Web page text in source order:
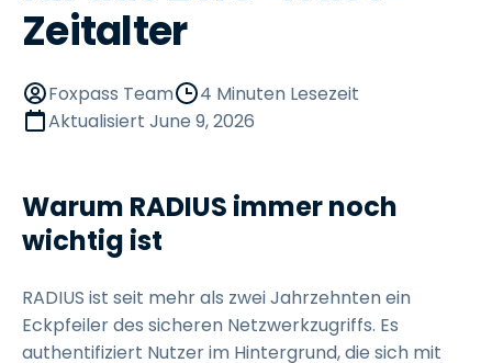
Zeitalter
Foxpass Team
4 Minuten Lesezeit
Aktualisiert June 9, 2026
Warum RADIUS immer noch
wichtig ist
RADIUS ist seit mehr als zwei Jahrzehnten ein
Eckpfeiler des sicheren Netzwerkzugriffs. Es
authentifiziert Nutzer im Hintergrund, die sich mit